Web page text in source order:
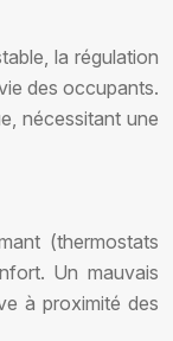
la régulation
des occupants.
nécessitant une
(thermostats
Un mauvais
à proximité des